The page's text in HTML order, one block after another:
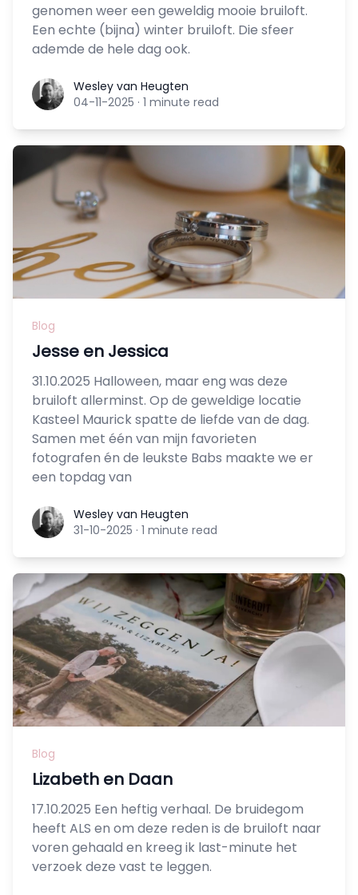
genomen weer een geweldig mooie bruiloft.
Een echte (bijna) winter bruiloft. Die sfeer
ademde de hele dag ook.
Wesley van Heugten
Wesley van Heugten
04-11-2025 · 1 minute read
Blog
Jesse en Jessica
31.10.2025 Halloween, maar eng was deze
bruiloft allerminst. Op de geweldige locatie
Kasteel Maurick spatte de liefde van de dag.
Samen met één van mijn favorieten
fotografen én de leukste Babs maakte we er
een topdag van
Wesley van Heugten
Wesley van Heugten
31-10-2025 · 1 minute read
Blog
Lizabeth en Daan
17.10.2025 Een heftig verhaal. De bruidegom
heeft ALS en om deze reden is de bruiloft naar
voren gehaald en kreeg ik last-minute het
verzoek deze vast te leggen.